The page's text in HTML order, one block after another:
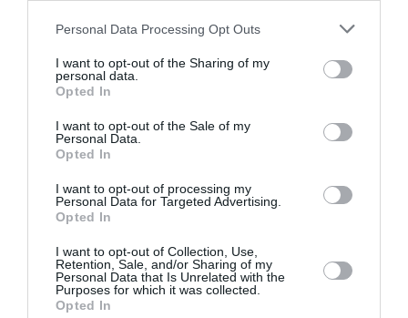
Personal Data Processing Opt Outs
I want to opt-out of the Sharing of my
personal data.
Opted In
I want to opt-out of the Sale of my
Personal Data.
Opted In
I want to opt-out of processing my
Personal Data for Targeted Advertising.
Opted In
I want to opt-out of Collection, Use,
Retention, Sale, and/or Sharing of my
Personal Data that Is Unrelated with the
Purposes for which it was collected.
Opted In
ΕΚΔΟΣΕΙΣ ANUBIS
Newsletter
Κάθε βδομάδα στο e-mail σας τα τελευταία νέα για
την Τέχνη και τον Πολιτισμό!